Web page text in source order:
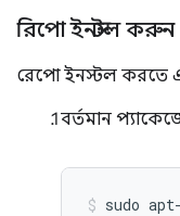
রিপো ইনস্টল করুন
রেপো ইনস্টল
বর্তমান
sudo